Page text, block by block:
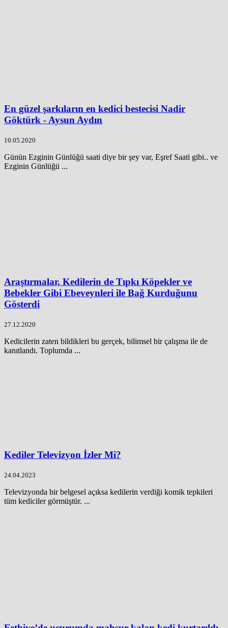
En güzel şarkıların en kedici bestecisi Nadir
Göktürk - Aysun Aydın
10.05.2020
Günün Ezginin Günlüğü saati diye bir şey var, Eşref Saati gibi.. ve
Ezginin Günlüğü ...
Araştırmalar, Kedilerin de Tıpkı Köpekler ve
Bebekler Gibi Ebeveynleri ile Bağ Kurduğunu
Gösterdi
27.12.2020
Kedicilerin zaten bildikleri bu gerçek, bilimsel bir çalışma ile de
kanıtlandı. Toplumda ...
Kediler Televizyon İzler Mi?
24.04.2023
Televizyonda bir belgesel açıksa kedilerin verdiği komik tepkileri
tüm kediciler görmüştür. ...